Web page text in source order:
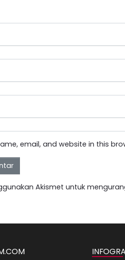
email, and website in this
Akismet untuk